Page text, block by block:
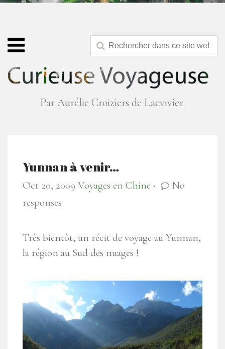
Par Aurélie Croiziers de Lacvivier.
Yunnan à venir…
Oct 20, 2009 Voyages en Chine ●
No
responses
Très bientôt, un récit de voyage au Yunnan,
la région au Sud des nuages !